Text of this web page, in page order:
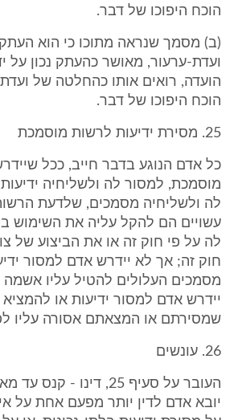
הוכח היפוכו של דבר.
(ב) מסמך שנראה מתוכו כי הוא
ועדת-ערעור, מאושר כהעתק נכון על
הועדה, רואים אותו כהחלטה של
הוכח היפוכו של דבר.
25. מסירת ידיעות לרשות מוסמכת
כל אדם הנוגע בדבר חייב, ככל
מוסמכת, למסור לה ולשליחיה ידיעות
לה ולשליחיה מסמכים, שלדעת
עשויים הם להקל עליה את השימוש
לה על פי חוק זה או את הביצוע של
חוק זה; אך לא יידרש אדם למסור
מסמכים העלולים להטיל עליו אשמה
יידרש אדם למסור ידיעות או
שמסירתם או המצאתם אסורה עליו
26. עונשים
העובר על סעיף 25, דינו -
יובא אדם לדין יותר מפעם אחת על